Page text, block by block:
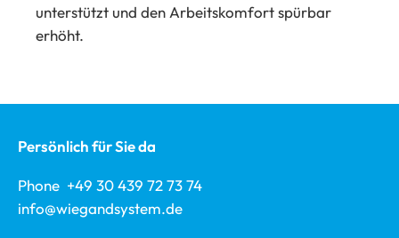
unterstützt und den Arbeitskomfort spürbar
erhöht.
Persönlich für Sie da
Phone +49 30 439 72 73 74
info@wiegandsystem.de